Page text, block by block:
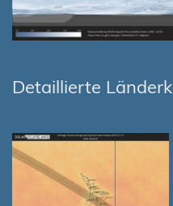
Detaillierte